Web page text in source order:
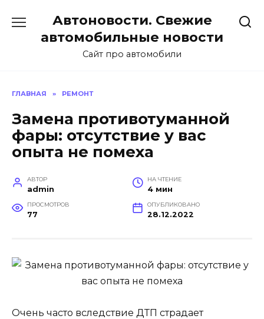
содержанию
Автоновости. Свежие
автомобильные новости
Сайт про автомобили
ГЛАВНАЯ » РЕМОНТ
Замена противотуманной
фары: отсутствие у вас
опыта не помеха
АВТОР
admin
НА ЧТЕНИЕ
4 мин
ПРОСМОТРОВ
77
ОПУБЛИКОВАНО
28.12.2022
Очень часто вследствие ДТП страдает